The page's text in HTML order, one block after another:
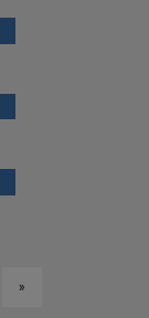
Viimane
»